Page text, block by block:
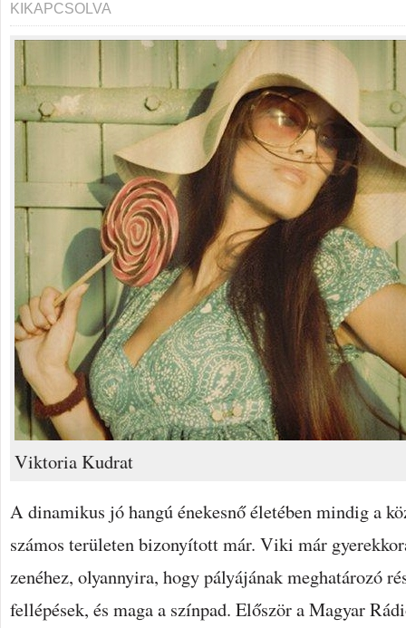
–
SINGH
ÉNEKESNŐVEL
BEJEGYZÉSHEZ
KIKAPCSOLVA
Viktoria Kudrat
A dinamikus jó hangú énekesnő életében mindig a
számos területen bizonyított már. Viki már
zenéhez, olyannyira, hogy pályájának meghatározó
fellépések, és maga a színpad. Először a Magyar